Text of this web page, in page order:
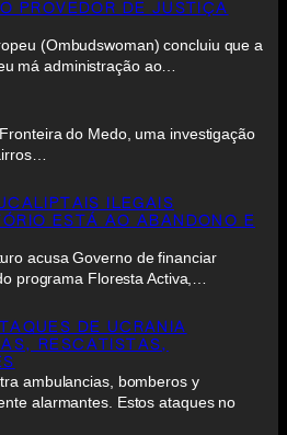
PROVEDOR DE JUSTIÇA
(Ombudswoman) concluiu que a
má administração ao…
do Medo, uma investigação
ILEGAIS
ESTÁ AO ABANDONO E
acusa Governo de financiar
programa Floresta Activa,…
DE UCRANIA
RESCATISTAS,
ambulancias, bomberos y
alarmantes. Estos ataques no